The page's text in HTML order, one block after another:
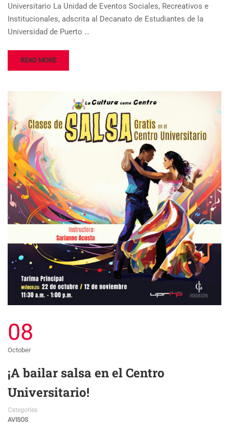
Universitario La Unidad de Eventos Sociales, Recreativos e
Institucionales, adscrita al Decanato de Estudiantes de la
Universidad de Puerto …
READ MORE
08
October
¡A bailar salsa en el Centro
Universitario!
Categories
AVISOS